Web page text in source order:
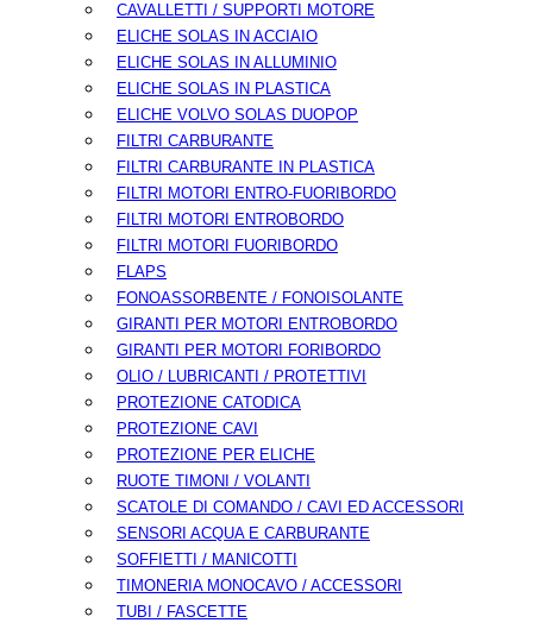
CAVALLETTI / SUPPORTI MOTORE
ELICHE SOLAS IN ACCIAIO
ELICHE SOLAS IN ALLUMINIO
ELICHE SOLAS IN PLASTICA
ELICHE VOLVO SOLAS DUOPOP
FILTRI CARBURANTE
FILTRI CARBURANTE IN PLASTICA
FILTRI MOTORI ENTRO-FUORIBORDO
FILTRI MOTORI ENTROBORDO
FILTRI MOTORI FUORIBORDO
FLAPS
FONOASSORBENTE / FONOISOLANTE
GIRANTI PER MOTORI ENTROBORDO
GIRANTI PER MOTORI FORIBORDO
OLIO / LUBRICANTI / PROTETTIVI
PROTEZIONE CATODICA
PROTEZIONE CAVI
PROTEZIONE PER ELICHE
RUOTE TIMONI / VOLANTI
SCATOLE DI COMANDO / CAVI ED ACCESSORI
SENSORI ACQUA E CARBURANTE
SOFFIETTI / MANICOTTI
TIMONERIA MONOCAVO / ACCESSORI
TUBI / FASCETTE